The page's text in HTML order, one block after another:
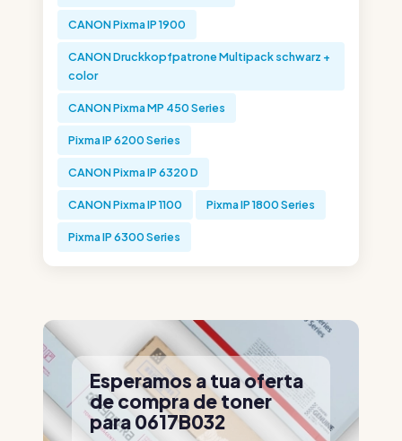
CANON Pixma IP 1900
CANON Druckkopfpatrone Multipack schwarz +
color
CANON Pixma MP 450 Series
Pixma IP 6200 Series
CANON Pixma IP 6320 D
CANON Pixma IP 1100 Pixma IP 1800 Series
Pixma IP 6300 Series
Esperamos a tua oferta
de compra de toner
para 0617B032